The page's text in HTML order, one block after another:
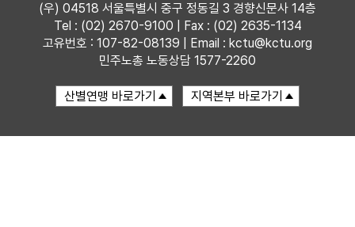
(우) 04518 서울특별시 중구 정동길 3 경향신문사 14층
Tel : (02) 2670-9100 | Fax : (02) 2635-1134
고유번호 : 107-82-08139 | Email : kctu@kctu.org
민주노총 노동상담 1577-2260